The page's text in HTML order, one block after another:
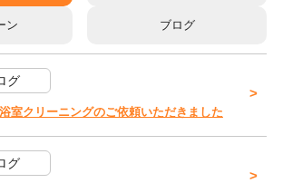
ン ブログ
グ
室クリーニングのご依頼いただきました
グ